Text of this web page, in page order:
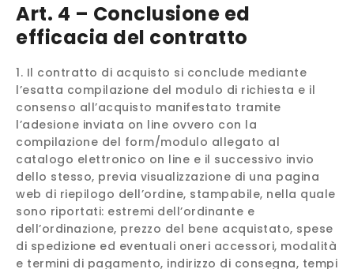
Art. 4 – Conclusione ed
efficacia del contratto
Il contratto di acquisto si conclude mediante
l’esatta compilazione del modulo di richiesta e il
consenso all’acquisto manifestato tramite
l’adesione inviata on line ovvero con la
compilazione del form/modulo allegato al
catalogo elettronico on line e il successivo invio
dello stesso, previa visualizzazione di una pagina
web di riepilogo dell’ordine, stampabile, nella quale
sono riportati: estremi dell’ordinante e
dell’ordinazione, prezzo del bene acquistato, spese
di spedizione ed eventuali oneri accessori, modalità
e termini di pagamento, indirizzo di consegna, tempi